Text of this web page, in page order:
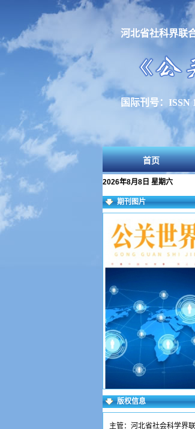
河北省社科界联
国际刊号：ISSN
首页
2026年8月8日 星期六
期刊图片
版权信息
主管：河北省社会科学界